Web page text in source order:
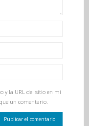
y la URL del sitio en mi
un comentario.